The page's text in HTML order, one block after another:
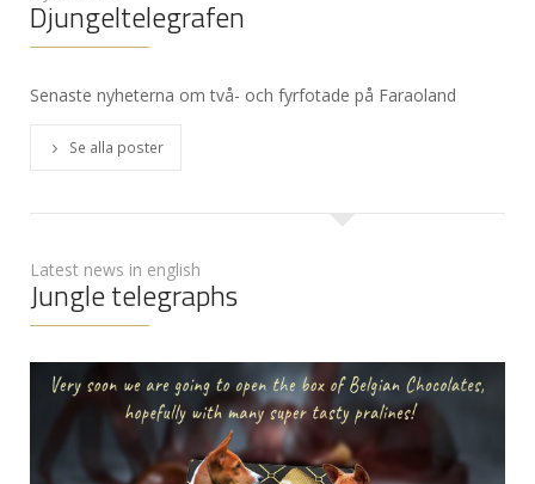
Djungeltelegrafen
Senaste nyheterna om två- och fyrfotade på Faraoland
Se alla poster
Latest news in english
Jungle telegraphs